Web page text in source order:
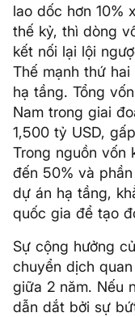
lao dốc hơn 10%
thế kỷ, thì dòng
kết nối lại lội
Thế mạnh thứ
hạ tầng. Tổng
Nam trong giai
1,500 tỷ USD,
Trong nguồn vốn
đến 50% và
dự án hạ tầng,
quốc gia để tạo
Sự cộng hưởng
chuyển dịch
giữa 2 năm. Nếu
dẫn dắt bởi sự